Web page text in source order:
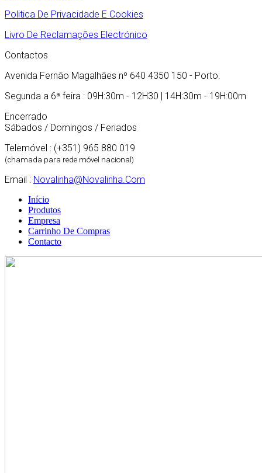
Politica De Privacidade E Cookies
Livro De Reclamações Electrónico
Contactos
Avenida Fernão Magalhães nº 640 4350 150 - Porto.
Segunda a 6ª feira : 09H:30m - 12H30 | 14H:30m - 19H:00m
Encerrado
Sábados / Domingos / Feriados
Telemóvel : (+351) 965 880 019
(chamada para rede móvel nacional)
Email : Novalinha@novalinha.com
Início
Produtos
Empresa
Carrinho De Compras
Contacto